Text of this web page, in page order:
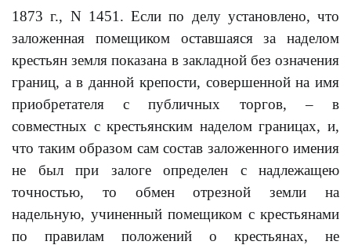
1873 г., N 1451. Если по делу установлено, что
заложенная помещиком оставшаяся за наделом
крестьян земля показана в закладной без означения
границ, а в данной крепости, совершенной на имя
приобретателя с публичных торгов, – в
совместных с крестьянским наделом границах, и,
что таким образом сам состав заложенного имения
не был при залоге определен с надлежащею
точностью, то обмен отрезной земли на
надельную, учиненный помещиком с крестьянами
по правилам положений о крестьянах, не